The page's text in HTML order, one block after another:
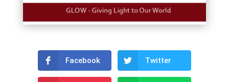
Facebook Twitter